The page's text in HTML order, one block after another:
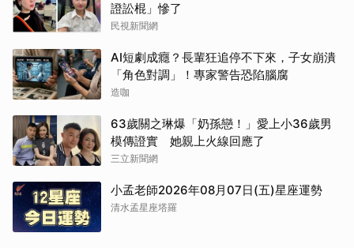
證訟棍」慘了
民視新聞網
AI短劇成癮？長輩狂追停不下來，子女崩潰
「角色對調」！專家警告恐陷腦腐
造咖
63歲關之琳爆「奶孫戀！」愛上小36歲男
模傳證實 她親上火線回應了
三立新聞網
小孟老師2026年08月07日(五)星座運勢
清水孟星座塔羅